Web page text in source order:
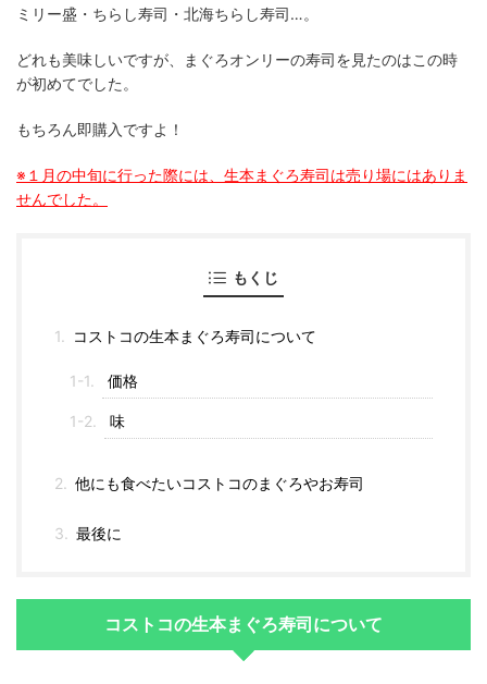
ミリー盛・ちらし寿司・北海ちらし寿司…。
どれも美味しいですが、まぐろオンリーの寿司を見たのはこの時
が初めてでした。
もちろん即購入ですよ！
※１月の中旬に行った際には、生本まぐろ寿司は売り場にはありま
せんでした。
もくじ
コストコの生本まぐろ寿司について
価格
味
他にも食べたいコストコのまぐろやお寿司
最後に
コストコの生本まぐろ寿司について